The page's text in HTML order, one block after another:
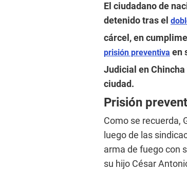
El ciudadano de
detenido tras el
cárcel, en
prisión preventiva en
Judicial en
ciudad.
Prisión
Como se recuerda,
luego de las
arma de fuego con
su hijo César